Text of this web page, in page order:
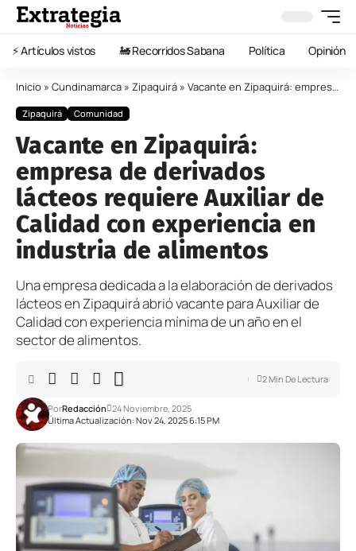
⚡️ Artículos vistos 🚂 Recorridos Sabana Política Opinión
Inicio » Cundinamarca » Zipaquirá » Vacante en Zipaquirá: empresa de derivados lácteos requiere Auxiliar de Calidad con experiencia en industria de alimentos
Zipaquirá Comunidad
Vacante en Zipaquirá:
empresa de derivados
lácteos requiere Auxiliar de
Calidad con experiencia en
industria de alimentos
Una empresa dedicada a la elaboración de derivados
lácteos en Zipaquirá abrió vacante para Auxiliar de
Calidad con experiencia mínima de un año en el
sector de alimentos.
Última Actualización: Nov 24, 2025 6:15 PM
PorRedacción 24 Noviembre, 2025
2 Min De Lectura